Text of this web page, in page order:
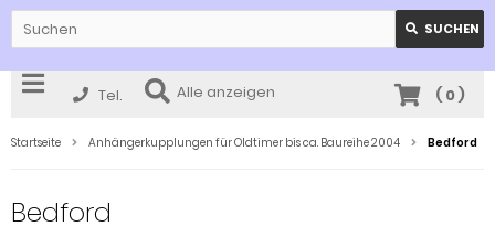
SUCHEN
Tel. Alle anzeigen ( 0)
Startseite Anhängerkupplungen für Oldtimer bis ca. Baureihe 2004 Bedford
Bedford